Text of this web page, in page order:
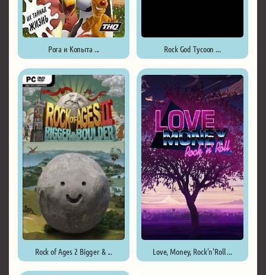
Рога и Копыта ... Rock God Tycoon ...
Rock of Ages 2 Bigger & ... Love, Money, Rock'n'Roll ...